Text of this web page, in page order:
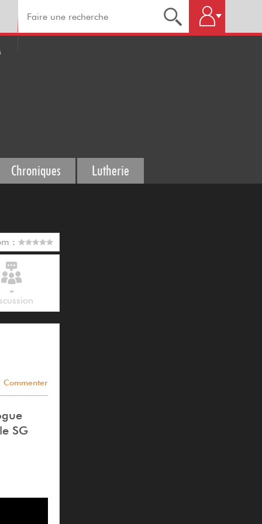
Chroniques Lutherie
:
-
Commenter
SG